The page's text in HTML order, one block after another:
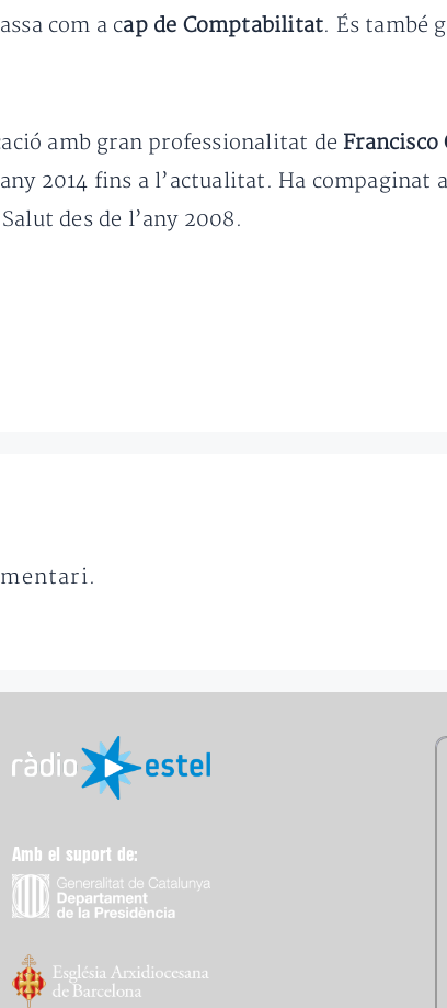
com a cap de Comptabilitat. És també
amb gran professionalitat de Francisco
2014 fins a l’actualitat. Ha compaginat
des de l’any 2008.
Amb el suport de: